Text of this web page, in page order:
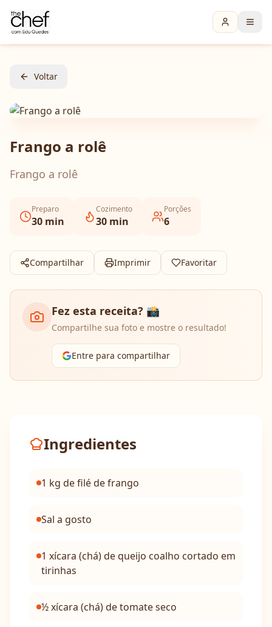
Voltar
Frango a rolê
Frango a rolê
Preparo
30 min
Cozimento
30 min
Porções
6
Compartilhar Imprimir Favoritar
Fez esta receita? 📸
Compartilhe sua foto e mostre o resultado!
Entre para compartilhar
Ingredientes
1 kg de filé de frango
Sal a gosto
1 xícara (chá) de queijo coalho cortado em
tirinhas
½ xícara (chá) de tomate seco